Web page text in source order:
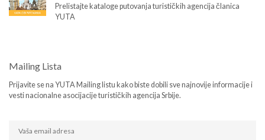
Prelistajte kataloge putovanja turističkih agencija članica
YUTA
Mailing Lista
Prijavite se na YUTA Mailing listu kako biste dobili sve najnovije informacije i
vesti nacionalne asocijacije turističkih agencija Srbije.